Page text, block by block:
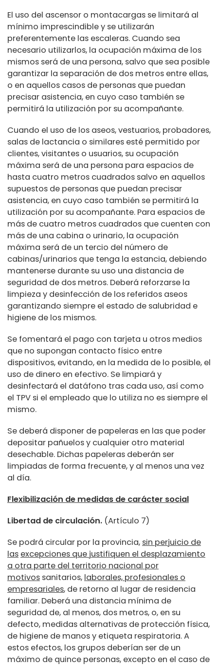
El uso del ascensor o montacargas se limitará al
mínimo imprescindible y se utilizarán
preferentemente las escaleras. Cuando sea
necesario utilizarlos, la ocupación máxima de los
mismos será de una persona, salvo que sea posible
garantizar la separación de dos metros entre ellas,
o en aquellos casos de personas que puedan
precisar asistencia, en cuyo caso también se
permitirá la utilización por su acompañante.
Cuando el uso de los aseos, vestuarios, probadores,
salas de lactancia o similares esté permitido por
clientes, visitantes o usuarios, su ocupación
máxima será de una persona para espacios de
hasta cuatro metros cuadrados salvo en aquellos
supuestos de personas que puedan precisar
asistencia, en cuyo caso también se permitirá la
utilización por su acompañante. Para espacios de
más de cuatro metros cuadrados que cuenten con
más de una cabina o urinario, la ocupación
máxima será de un tercio del número de
cabinas/urinarios que tenga la estancia, debiendo
mantenerse durante su uso una distancia de
seguridad de dos metros. Deberá reforzarse la
limpieza y desinfección de los referidos aseos
garantizando siempre el estado de salubridad e
higiene de los mismos.
Se fomentará el pago con tarjeta u otros medios
que no supongan contacto físico entre
dispositivos, evitando, en la medida de lo posible, el
uso de dinero en efectivo. Se limpiará y
desinfectará el datáfono tras cada uso, así como
el TPV si el empleado que lo utiliza no es siempre el
mismo.
Se deberá disponer de papeleras en las que poder
depositar pañuelos y cualquier otro material
desechable. Dichas papeleras deberán ser
limpiadas de forma frecuente, y al menos una vez
al día.
Flexibilización de medidas de carácter social
Libertad de circulación. (Artículo 7)
Se podrá circular por la provincia, sin perjuicio de
las excepciones que justifiquen el desplazamiento
a otra parte del territorio nacional por
motivos sanitarios, laborales, profesionales o
empresariales, de retorno al lugar de residencia
familiar. Deberá una distancia mínima de
seguridad de, al menos, dos metros, o, en su
defecto, medidas alternativas de protección física,
de higiene de manos y etiqueta respiratoria. A
estos efectos, los grupos deberían ser de un
máximo de quince personas, excepto en el caso de